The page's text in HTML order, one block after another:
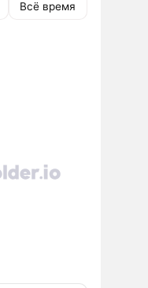
Всё время